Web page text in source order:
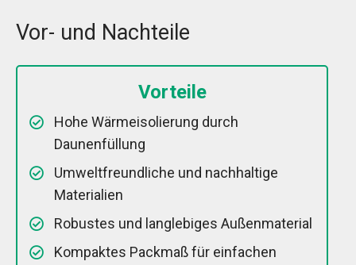
Vor- und Nachteile
Vorteile
Hohe Wärmeisolierung durch
Daunenfüllung
Umweltfreundliche und nachhaltige
Materialien
Robustes und langlebiges Außenmaterial
Kompaktes Packmaß für einfachen